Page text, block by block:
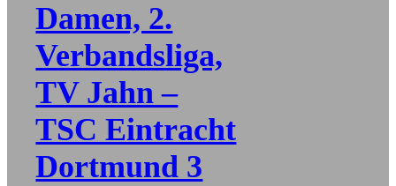
Damen, 2.
Verbandsliga,
TV Jahn –
TSC Eintracht
Dortmund 3